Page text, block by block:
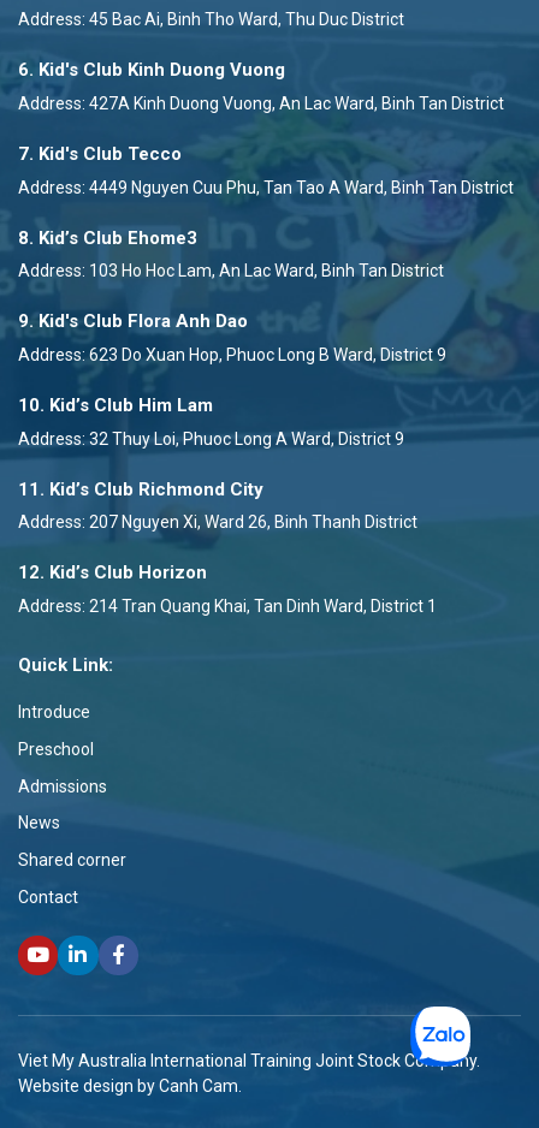
Address: 45 Bac Ai, Binh Tho Ward, Thu Duc District
6. Kid's Club Kinh Duong Vuong
Address: 427A Kinh Duong Vuong, An Lac Ward, Binh Tan District
7. Kid's Club Tecco
Address: 4449 Nguyen Cuu Phu, Tan Tao A Ward, Binh Tan District
8. Kid’s Club Ehome3
Address: 103 Ho Hoc Lam, An Lac Ward, Binh Tan District
9. Kid's Club Flora Anh Dao
Address: 623 Do Xuan Hop, Phuoc Long B Ward, District 9
10. Kid’s Club Him Lam
Address: 32 Thuy Loi, Phuoc Long A Ward, District 9
11. Kid’s Club Richmond City
Address: 207 Nguyen Xi, Ward 26, Binh Thanh District
12. Kid’s Club Horizon
Address: 214 Tran Quang Khai, Tan Dinh Ward, District 1
Quick Link:
Introduce
Preschool
Admissions
News
Shared corner
Contact
Viet My Australia International Training Joint Stock Company.
Website design by Canh Cam.